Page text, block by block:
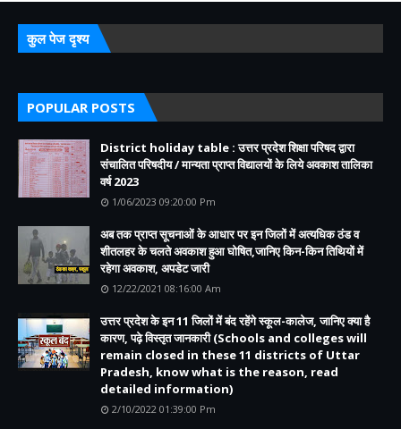
कुल पेज दृश्य
POPULAR POSTS
District holiday table : उत्तर प्रदेश शिक्षा परिषद द्वारा
संचालित परिषदीय / मान्यता प्राप्त विद्यालयों के लिये अवकाश तालिका
वर्ष 2023
1/06/2023 09:20:00 Pm
अब तक प्राप्त सूचनाओं के आधार पर इन जिलों में अत्यधिक ठंड व
शीतलहर के चलते अवकाश हुआ घोषित,जानिए किन-किन तिथियों में
रहेगा अवकाश, अपडेट जारी
12/22/2021 08:16:00 Am
उत्तर प्रदेश के इन 11 जिलों में बंद रहेंगे स्कूल-कालेज, जानिए क्या है
कारण, पढ़े विस्तृत जानकारी (Schools and colleges will
remain closed in these 11 districts of Uttar
Pradesh, know what is the reason, read
detailed information)
2/10/2022 01:39:00 Pm